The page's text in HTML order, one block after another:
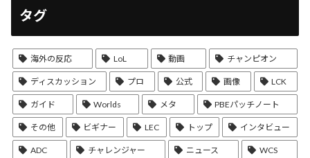
タグ
海外の反応 LoL 動画 チャンピオン
ディスカッション プロ 公式 画像 LCK
ガイド Worlds メタ PBEパッチノート
その他 ビギナー LEC トップ インタビュー
ADC チャレンジャー ニュース WCS